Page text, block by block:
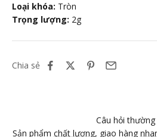
Loại khóa: Tròn
Trọng lượng: 2g
Chia sẻ
Câu hỏi thường
Sản phẩm chất lượng, giao hàng